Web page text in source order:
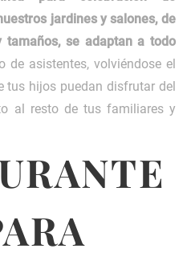
jardines y salones, de
tamaños, se adaptan a todo
de asistentes, volviéndose el
tus hijos puedan disfrutar del
al resto de tus familiares y